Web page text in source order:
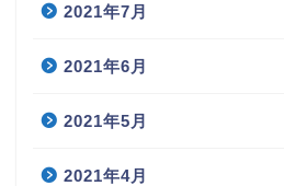
2021年7月
2021年6月
2021年5月
2021年4月